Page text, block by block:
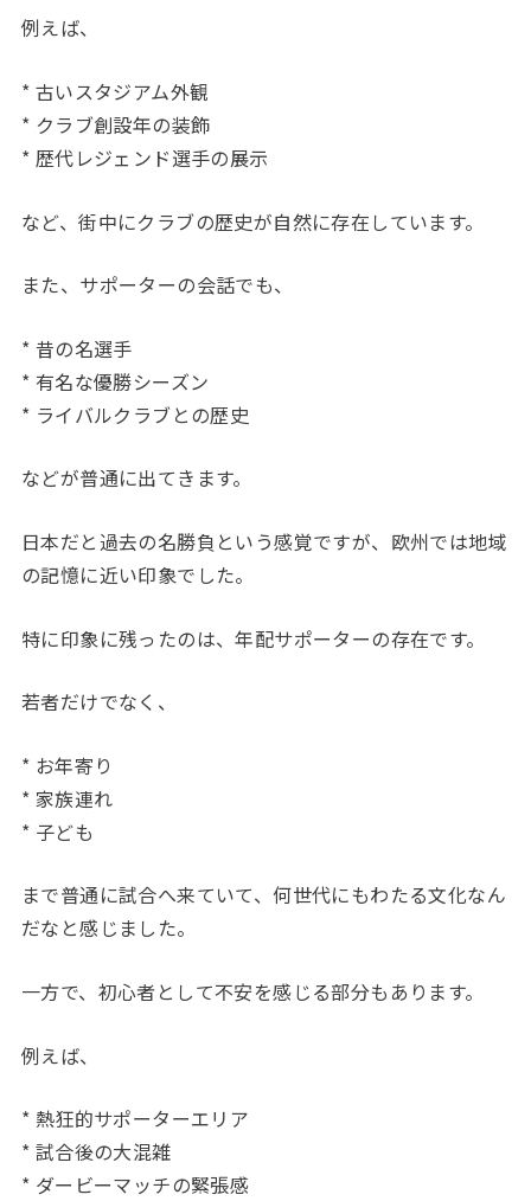
例えば、
* 古いスタジアム外観
* クラブ創設年の装飾
* 歴代レジェンド選手の展示
など、街中にクラブの歴史が自然に存在しています。
また、サポーターの会話でも、
* 昔の名選手
* 有名な優勝シーズン
* ライバルクラブとの歴史
などが普通に出てきます。
日本だと過去の名勝負という感覚ですが、欧州では地域
の記憶に近い印象でした。
特に印象に残ったのは、年配サポーターの存在です。
若者だけでなく、
* お年寄り
* 家族連れ
* 子ども
まで普通に試合へ来ていて、何世代にもわたる文化なん
だなと感じました。
一方で、初心者として不安を感じる部分もあります。
例えば、
* 熱狂的サポーターエリア
* 試合後の大混雑
* ダービーマッチの緊張感